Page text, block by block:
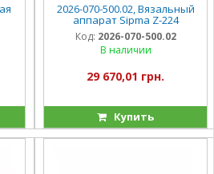
2026-070-500.02, Вязальный
аппарат Sipma Z-224
Код: 2026-070-500.02
В наличии
29 670,01 грн.
Купить